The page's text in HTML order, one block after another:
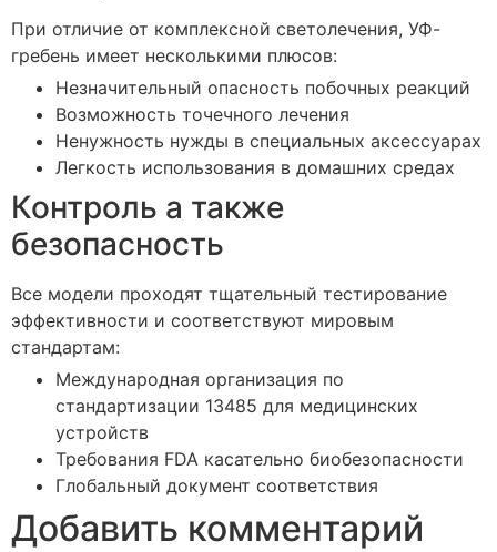
При отличие от комплексной светолечения, УФ-
гребень имеет несколькими плюсов:
Незначительный опасность побочных реакций
Возможность точечного лечения
Ненужность нужды в специальных аксессуарах
Легкость использования в домашних средах
Контроль а также
безопасность
Все модели проходят тщательный тестирование
эффективности и соответствуют мировым
стандартам:
Международная организация по
стандартизации 13485 для медицинских
устройств
Требования FDA касательно биобезопасности
Глобальный документ соответствия
Добавить комментарий